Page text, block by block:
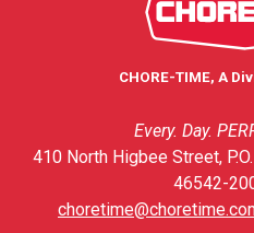
CHORE-TIME, A
Every. Day.
410 North Higbee Street,
46542-